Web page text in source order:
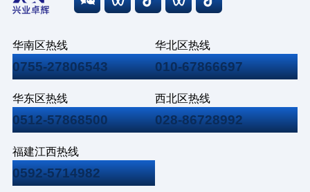
华南区热线
0755-27806543
华北区热线
010-67866697
华东区热线
0512-57868500
西北区热线
028-86728992
福建江西热线
0592-5714982